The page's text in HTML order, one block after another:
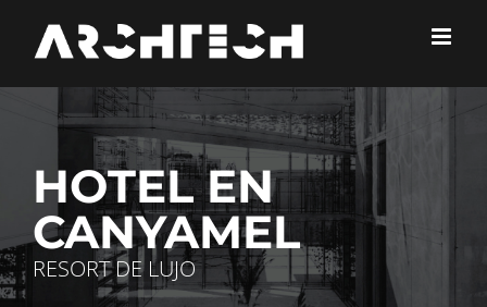
content
HOTEL EN
CANYAMEL
RESORT DE LUJO